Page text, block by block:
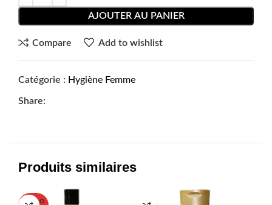
AJOUTER AU PANIER
Compare Add to wishlist
Catégorie : Hygiène Femme
Share:
Produits similaires
SOLD O